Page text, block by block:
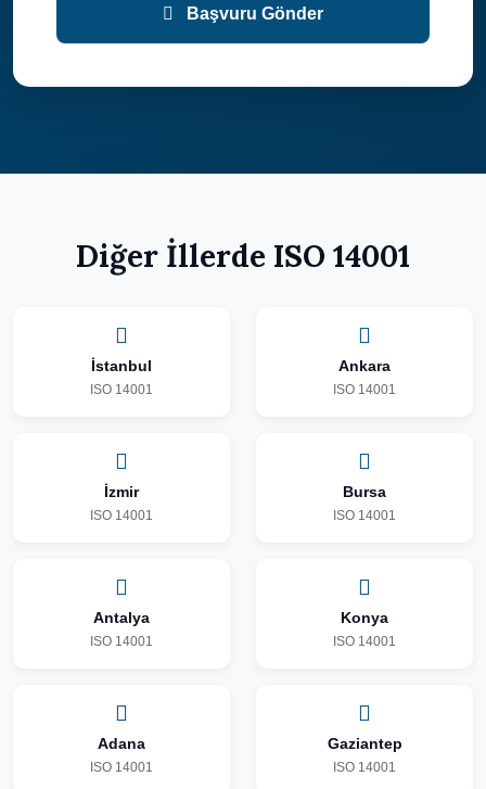
Başvuru Gönder
Diğer İllerde ISO 14001
İstanbul
ISO 14001
Ankara
ISO 14001
İzmir
ISO 14001
Bursa
ISO 14001
Antalya
ISO 14001
Konya
ISO 14001
Adana
ISO 14001
Gaziantep
ISO 14001